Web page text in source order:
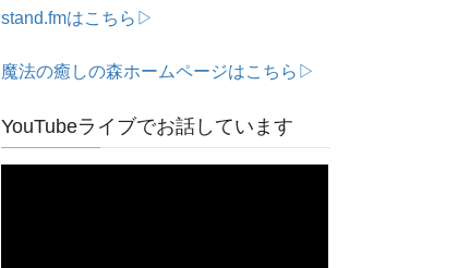
stand.fmはこちら▷
魔法の癒しの森ホームページはこちら▷
YouTubeライブでお話しています